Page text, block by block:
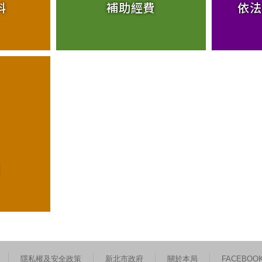
補助經費 依
隱私權及安全政策 新北市政府 關於本局